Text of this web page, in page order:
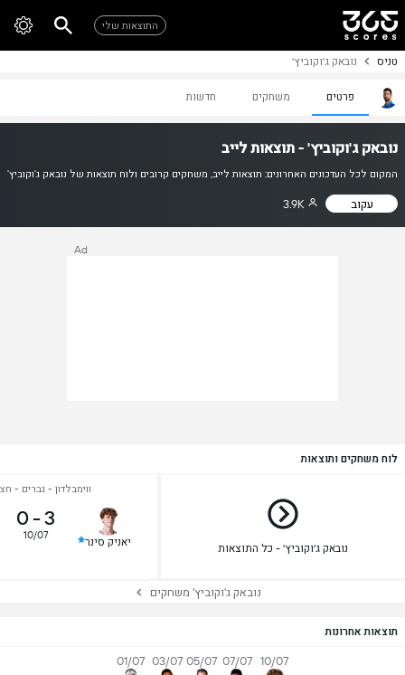
התוצאות שלי
טניס נובאק ג'וקוביץ'
פרטים משחקים חדשות
נובאק ג'וקוביץ' - תוצאות לייב
המקום לכל העדכונים האחרונים: תוצאות לייב, משחקים קרובים ולוח תוצאות של נובאק ג'וקוביץ'
עקוב 3.9K
Ad
לוח משחקים ותוצאות
נובאק ג'וקוביץ' - כל התוצאות
ווימבלדון - גברים -
יאניק סינר
3
-
0
10/07
נובאק ג'וקוביץ' משחקים
תוצאות אחרונות
10/07
07/07
05/07
03/07
01/07